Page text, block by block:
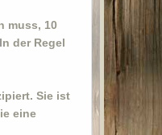
muss, 10
der Regel
Sie ist
eine